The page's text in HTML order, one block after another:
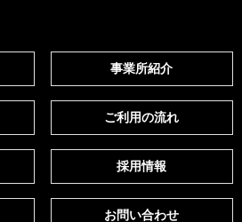
事業所紹介
ご利用の流れ
採用情報
お問い合わせ